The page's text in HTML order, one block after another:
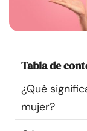
Comunidad
Encuentra
Tabla de
¿Qué
mujer?